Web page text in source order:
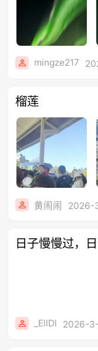
mingze217
榴莲
黄闹闹 2026-
日子慢慢过，
_EllDl 2026-